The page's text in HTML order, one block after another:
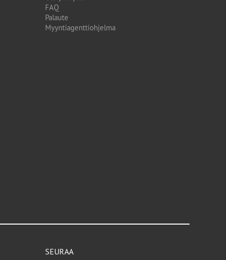
FAQ
Palaute
Myyntiagenttiohjelma
SEURAA